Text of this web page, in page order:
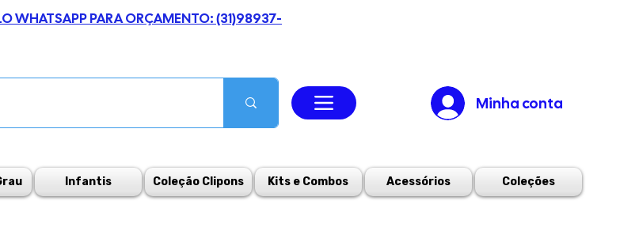
WHATSAPP PARA ORÇAMENTO: (31)98937-
Minha conta
Infantis Coleção Clipons Kits e Combos Acessórios Coleções